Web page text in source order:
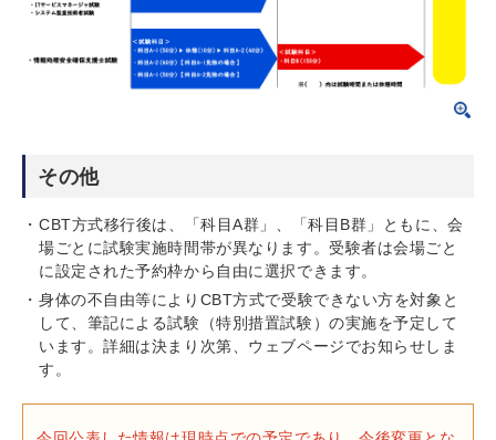
その他
CBT方式移行後は、「科目A群」、「科目B群」ともに、会
場ごとに試験実施時間帯が異なります。受験者は会場ごと
に設定された予約枠から自由に選択できます。
身体の不自由等によりCBT方式で受験できない方を対象と
して、筆記による試験（特別措置試験）の実施を予定して
います。詳細は決まり次第、ウェブページでお知らせしま
す。